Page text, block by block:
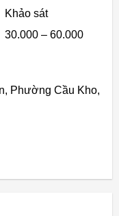
Khảo sát
30.000 – 60.000
Phường Cầu Kho,